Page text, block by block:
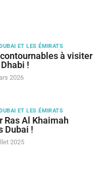
ET LES ÉMIRATS
à visiter
!
2026
ET LES ÉMIRATS
Ras Al Khaimah
Dubai !
2025